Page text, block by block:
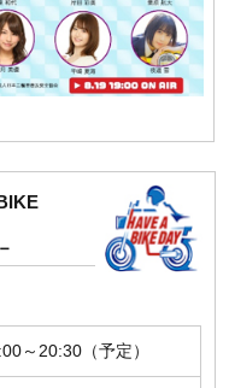
～20:30（予定）